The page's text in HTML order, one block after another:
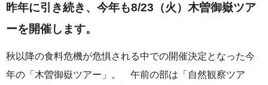
昨年に引き続き、今年も8/23（火）木曽御嶽ツア
ーを開催します。
秋以降の食料危機が危惧される中での開催決定となった今
年の「木曽御嶽ツアー」。 午前の部は「自然観察ツア